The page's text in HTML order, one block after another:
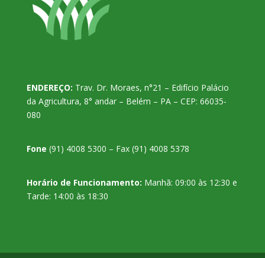
ENDEREÇO: Trav. Dr. Moraes, n°21 – Edifício Palácio
da Agricultura, 8° andar – Belém – PA – CEP: 66035-
080
Fone (91) 4008 5300 – Fax (91) 4008 5378
Horário de Funcionamento: Manhã: 09:00 às 12:30 e
Tarde: 14:00 às 18:30